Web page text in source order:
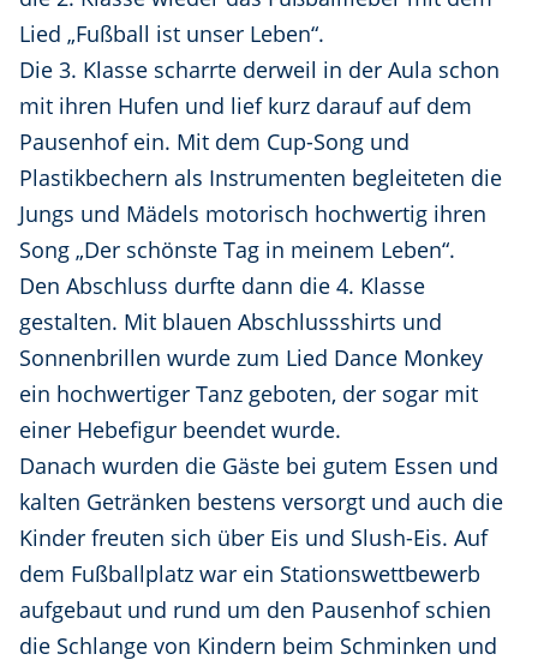
Lied „Fußball ist unser Leben“.
Die 3. Klasse scharrte derweil in der Aula schon
mit ihren Hufen und lief kurz darauf auf dem
Pausenhof ein. Mit dem Cup-Song und
Plastikbechern als Instrumenten begleiteten die
Jungs und Mädels motorisch hochwertig ihren
Song „Der schönste Tag in meinem Leben“.
Den Abschluss durfte dann die 4. Klasse
gestalten. Mit blauen Abschlussshirts und
Sonnenbrillen wurde zum Lied Dance Monkey
ein hochwertiger Tanz geboten, der sogar mit
einer Hebefigur beendet wurde.
Danach wurden die Gäste bei gutem Essen und
kalten Getränken bestens versorgt und auch die
Kinder freuten sich über Eis und Slush-Eis. Auf
dem Fußballplatz war ein Stationswettbewerb
aufgebaut und rund um den Pausenhof schien
die Schlange von Kindern beim Schminken und